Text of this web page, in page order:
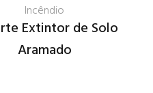
Incêndio
Extintor de Solo
Aramado